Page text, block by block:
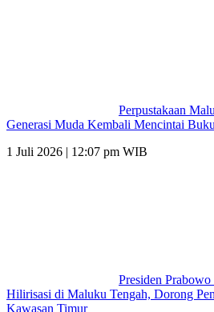
Perpustakaan
Generasi Muda Kembali Mencintai
1 Juli 2026 | 12:07 pm WIB
Presiden
Hilirisasi di Maluku Tengah, Dorong
Kawasan Timur